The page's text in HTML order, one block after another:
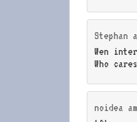
Stephan
Wen
Who
noidea